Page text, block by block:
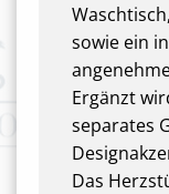
sowie ein
Ergänzt
separates
Das